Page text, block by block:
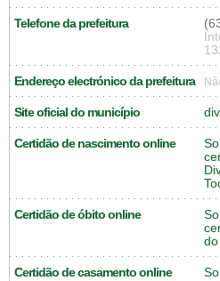
Telefone da prefeitura
Endereço electrónico da prefeitura
Site oficial do município
Certidão de nascimento online
Certidão de óbito online
do
Certidão de casamento online